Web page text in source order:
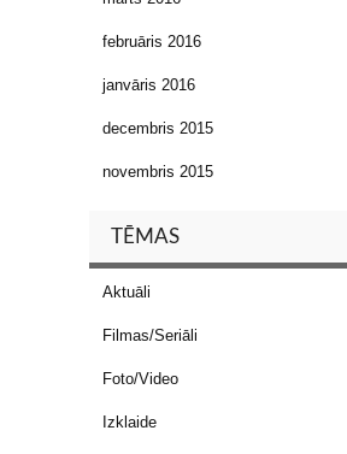
februāris 2016
janvāris 2016
decembris 2015
novembris 2015
TĒMAS
Aktuāli
Filmas/Seriāli
Foto/Video
Izklaide